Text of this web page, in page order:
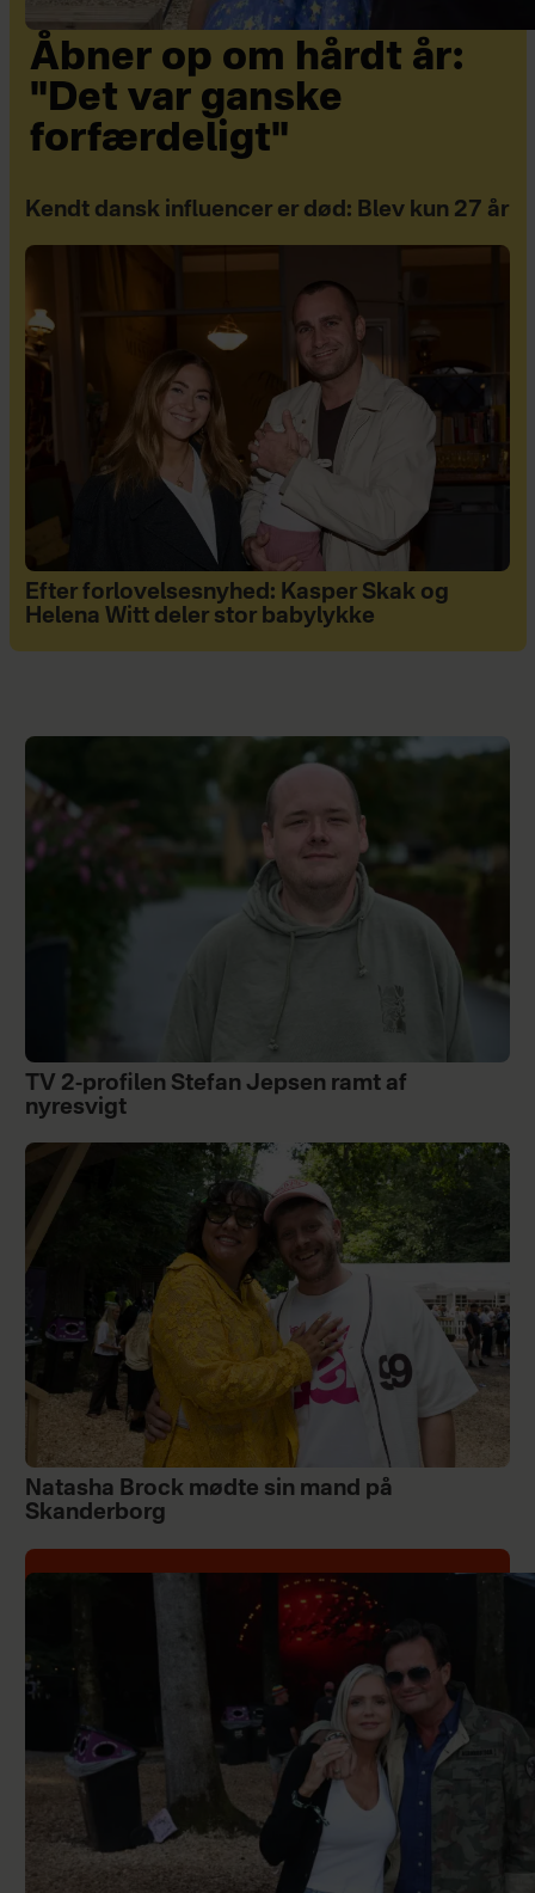
Åbner op om hårdt år:
"Det var ganske
forfærdeligt"
Kendt dansk influencer er død: Blev kun 27 år
Efter forlovelsesnyhed: Kasper Skak og
Helena Witt deler stor babylykke
TV 2-profilen Stefan Jepsen ramt af
nyresvigt
Natasha Brock mødte sin mand på
Skanderborg